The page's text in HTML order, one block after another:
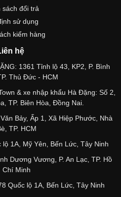
sách đổi trả
sử dụng
kiểm hàng
hệ
1361 Tỉnh lộ 43, KP2, P. Bình
Thủ Đức - HCM
& xe nhập khẩu Hà Đặng: Số 2,
TP. Biên Hòa, Đồng Nai.
Bảy, Ấp 1, Xã Hiệp Phước, Nhà
TP. HCM
1A, Mỹ Yên, Bến Lức, Tây Ninh
Dương Vương, P. An Lạc, TP. Hồ
Chí Minh
Quốc lộ 1A, Bến Lức, Tây Ninh